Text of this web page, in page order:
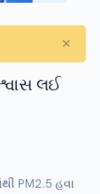
×
લઈ
PM2.5 હવા